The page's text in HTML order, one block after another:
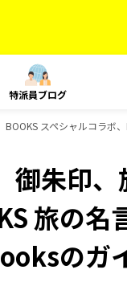
特派員ブログ
スペシャルコラボ
御朱印、
旅の名
のガ